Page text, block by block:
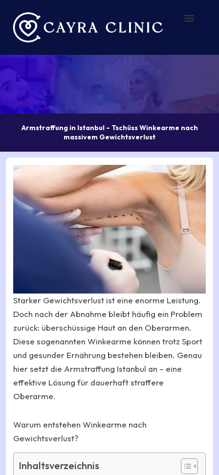
Inhalt
springen
Armstraffung in Istanbul – Tschüss Winkearme nach
massivem Gewichtsverlust
Starker Gewichtsverlust ist eine enorme Leistung.
Doch nach der Abnahme bleibt häufig ein Problem
zurück: überschüssige Haut an den Oberarmen.
Diese sogenannten Winkearme können trotz Sport
und gesunder Ernährung bestehen bleiben. Genau
hier setzt die Armstraffung Istanbul an – eine
effektive Lösung für dauerhaft straffere
Oberarme.
Warum entstehen Winkearme nach
Gewichtsverlust?
Inhaltsverzeichnis